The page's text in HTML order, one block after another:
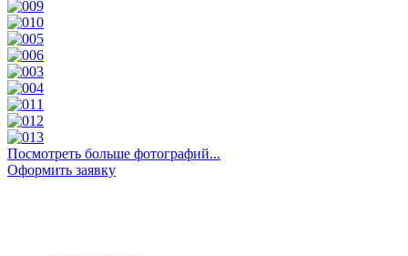
Посмотреть больше фотографий...
Оформить заявку